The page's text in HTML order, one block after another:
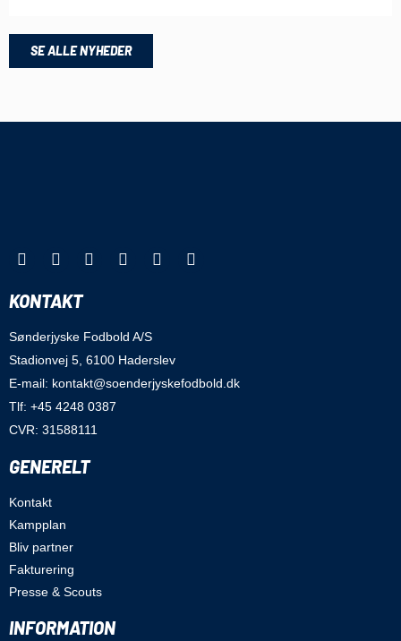
SE ALLE NYHEDER
KONTAKT
Sønderjyske Fodbold A/S
Stadionvej 5, 6100 Haderslev
E-mail: kontakt@soenderjyskefodbold.dk
Tlf: +45 4248 0387
CVR: 31588111
GENERELT
Kontakt
Kampplan
Bliv partner
Fakturering
Presse & Scouts
INFORMATION